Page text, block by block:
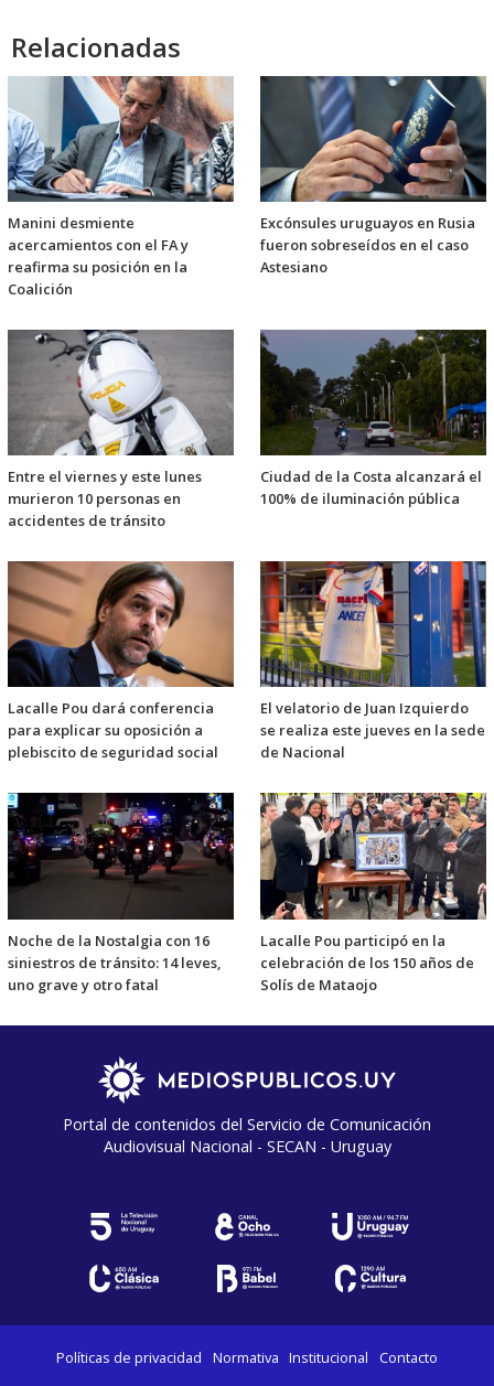
Relacionadas
Manini desmiente
acercamientos con el FA y
reafirma su posición en la
Coalición
Excónsules uruguayos en Rusia
fueron sobreseídos en el caso
Astesiano
Entre el viernes y este lunes
murieron 10 personas en
accidentes de tránsito
Ciudad de la Costa alcanzará el
100% de iluminación pública
Lacalle Pou dará conferencia
para explicar su oposición a
plebiscito de seguridad social
El velatorio de Juan Izquierdo
se realiza este jueves en la sede
de Nacional
Noche de la Nostalgia con 16
siniestros de tránsito: 14 leves,
uno grave y otro fatal
Lacalle Pou participó en la
celebración de los 150 años de
Solís de Mataojo
Portal de contenidos del Servicio de Comunicación
Audiovisual Nacional - SECAN - Uruguay
Políticas de privacidad Normativa Institucional Contacto